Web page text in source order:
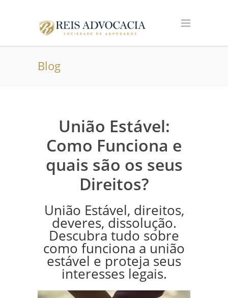
Blog
União Estável:
Como Funciona e
quais são os seus
Direitos?
União Estável, direitos,
deveres, dissolução.
Descubra tudo sobre
como funciona a união
estável e proteja seus
interesses legais.